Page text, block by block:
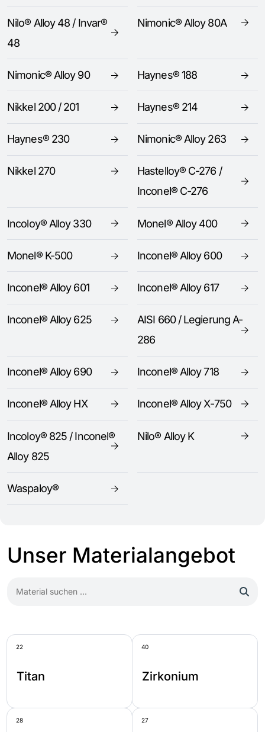
Nilo® Alloy 48 / Invar®
48
Nimonic® Alloy 80A
Nimonic® Alloy 90 Haynes® 188
Nikkel 200 / 201 Haynes® 214
Haynes® 230 Nimonic® Alloy 263
Nikkel 270
Hastelloy® C-276 /
Inconel® C-276
Incoloy® Alloy 330 Monel® Alloy 400
Monel® K-500 Inconel® Alloy 600
Inconel® Alloy 601 Inconel® Alloy 617
Inconel® Alloy 625
AISI 660 / Legierung A-
286
Inconel® Alloy 690 Inconel® Alloy 718
Inconel® Alloy HX Inconel® Alloy X-750
Incoloy® 825 / Inconel®
Alloy 825
Nilo® Alloy K
Waspaloy®
Unser Materialangebot
22
Titan
40
Zirkonium
28 27